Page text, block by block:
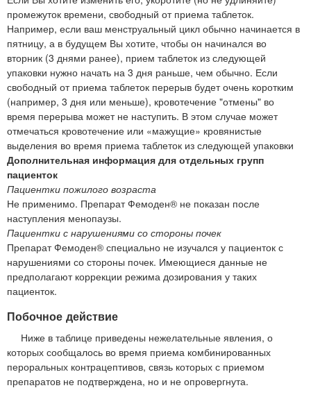
промежуток времени, свободный от приема таблеток.
Например, если ваш менструальный цикл обычно начинается в
пятницу, а в будущем Вы хотите, чтобы он начинался во
вторник (3 днями ранее), прием таблеток из следующей
упаковки нужно начать на 3 дня раньше, чем обычно. Если
свободный от приема таблеток перерыв будет очень коротким
(например, 3 дня или меньше), кровотечение "отмены" во
время перерыва может не наступить. В этом случае может
отмечаться кровотечение или «мажущие» кровянистые
выделения во время приема таблеток из следующей упаковки
Дополнительная информация для отдельных групп
пациенток
Пациентки пожилого возраста
Не применимо. Препарат Фемоден® не показан после
наступления менопаузы.
Пациентки с нарушениями со стороны почек
Препарат Фемоден® специально не изучался у пациенток с
нарушениями со стороны почек. Имеющиеся данные не
предполагают коррекции режима дозирования у таких
пациенток.
Побочное действие
Ниже в таблице приведены нежелательные явления, о
которых сообщалось во время приема комбинированных
пероральных контрацептивов, связь которых с приемом
препаратов не подтверждена, но и не опровергнута.